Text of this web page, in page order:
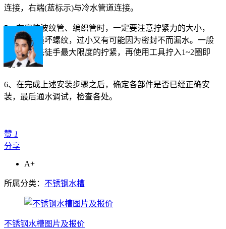
连接，右端(蓝标示)与冷水管道连接。
5、在安装波纹管、编织管时，一定要注意拧紧力的大小，
过大容易损坏螺纹，过小又有可能因为密封不而漏水。一般
情况下，先徒手最大限度的拧紧，再使用工具拧入1~2圈即
可。
6、在完成上述安装步骤之后，确定各部件是否已经正确安
装，最后通水调试，检查各处。
赞 1
分享
A+
所属分类： 不锈钢水槽
不锈钢水槽图片及报价